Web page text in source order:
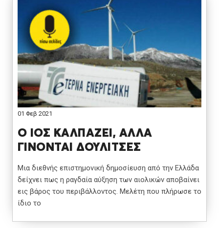
01 Φεβ 2021
Ο ΙΟΣ ΚΑΛΠΑΖΕΙ, ΑΛΛΑ
ΓΙΝΟΝΤΑΙ ΔΟΥΛΙΤΣΕΣ
Μια διεθνής επιστημονική δημοσίευση από την Ελλάδα
δείχνει πως η ραγδαία αύξηση των αιολικών αποβαίνει
εις βάρος του περιβάλλοντος. Μελέτη που πλήρωσε το
ίδιο το